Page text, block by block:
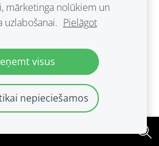
Rozes. Sieviešu vasaras
kleita ar
kabatām..Oversize.
Izpārdots
mārketinga nolūkiem un
uzlabošanai. Pielāgot
visus
nepieciešamos